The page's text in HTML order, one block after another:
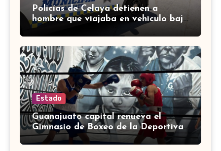
Policías de Celaya detienen a
hombre que viajaba en vehículo bajo
investigación
Estado
Guanajuato capital renueva el
Gimnasio de Boxeo de la Deportiva
Torres Landa